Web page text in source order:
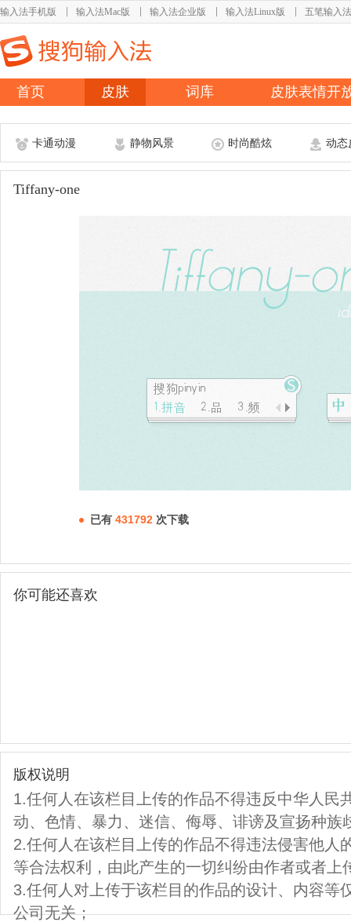
输入法手机版 输入法Mac版 输入法企业版 输入法Linux版 五笔输入法
首页 皮肤 词库 皮肤表情开
卡通动漫 静物风景 时尚酷炫 动态
Tiffany-one
已有 431792 次下载
你可能还喜欢
版权说明
1.任何人在该栏目上传的作品不得违反中华人民
动、色情、暴力、迷信、侮辱、诽谤及宣扬种族
2.任何人在该栏目上传的作品不得违法侵害他人
等合法权利，由此产生的一切纠纷由作者或者上
3.任何人对上传于该栏目的作品的设计、内容等
公司无关；